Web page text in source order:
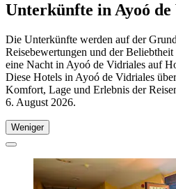
Unterkünfte in Ayoó
Die Unterkünfte werden auf der
Reisebewertungen und der
eine Nacht in Ayoó de Vidriales auf
Diese Hotels in Ayoó de Vidriales
Komfort, Lage und Erlebnis der
6. August 2026.
Weniger